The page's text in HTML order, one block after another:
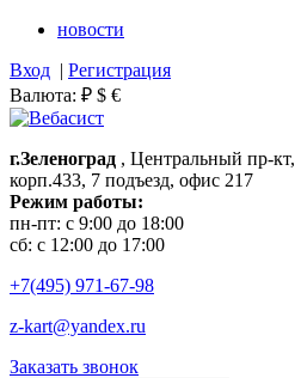
новости
Вход | Регистрация
Валюта: ₽ $ €
г.Зеленоград , Центральный пр-кт,
корп.433, 7 подъезд, офис 217
Режим работы:
пн-пт: с 9:00 до 18:00
сб: с 12:00 до 17:00
+7(495) 971-67-98
z-kart@yandex.ru
Заказать звонок